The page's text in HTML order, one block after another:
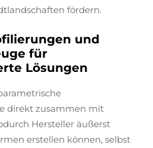
fördern.
und
für
Lösungen
direkt zusammen mit
Hersteller äußerst
erstellen können, selbst